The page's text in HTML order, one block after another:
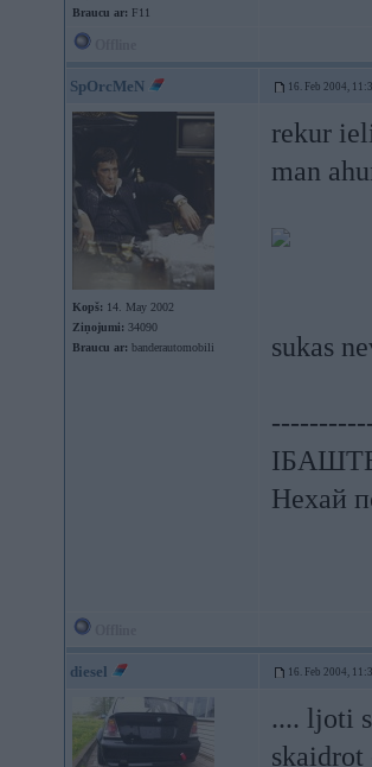
Braucu ar: F11
SpOrcMeN 16. Feb 2004,
Kopš: 14. May 2002
Ziņojumi: 34090
Braucu ar: banderautomobili
rekur
man
sukas
Нехай
diesel 16. Feb 2004,
.... ljoti
skaidrot